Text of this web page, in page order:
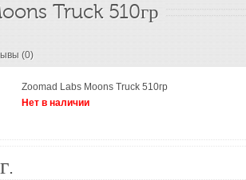
Truck 510гр
(0)
Zoomad Labs Moons Truck 510гр
Нет в наличии